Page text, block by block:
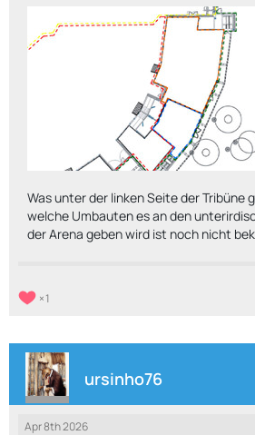
Was unter der linken Seite der Tribüne
welche Umbauten es an den
der Arena geben wird ist noch nicht
1
ursinho76
Apr 8th 2026